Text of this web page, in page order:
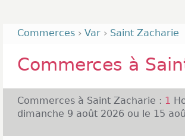
Commerces › Var › Saint Zacharie
Commerces à
Commerces à Saint Zacharie : 1
dimanche 9 août 2026 ou le 15